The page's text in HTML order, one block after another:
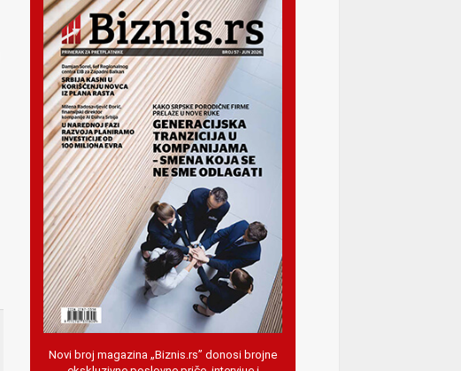
Novi broj magazina „Biznis.rs” donosi brojne